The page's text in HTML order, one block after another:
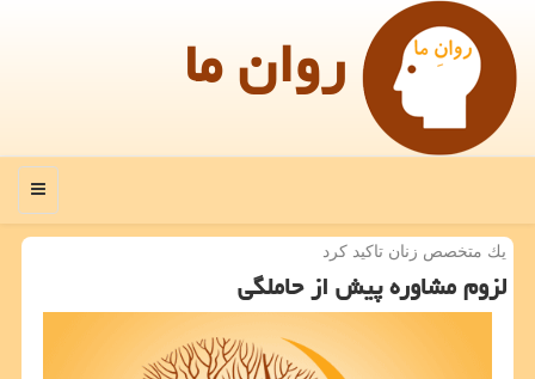
روان ما
منو
یك متخصص زنان تاكید كرد
لزوم مشاوره پیش از حاملگی